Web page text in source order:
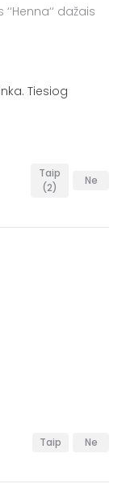
dažais
Tiesiog
Taip
(2)
Ne
Taip Ne